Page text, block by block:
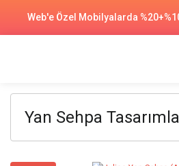
Web'e Özel Mobilyalarda
Yan Sehpa